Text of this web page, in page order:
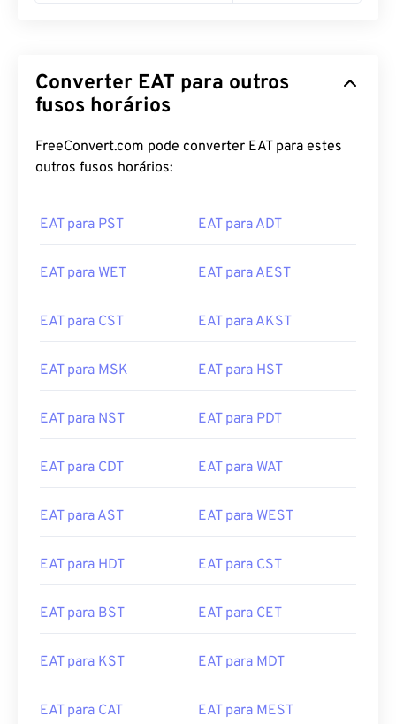
Converter EAT para outros
fusos horários
FreeConvert.com pode converter EAT para estes
outros fusos horários:
EAT para PST EAT para ADT
EAT para WET EAT para AEST
EAT para CST EAT para AKST
EAT para MSK EAT para HST
EAT para NST EAT para PDT
EAT para CDT EAT para WAT
EAT para AST EAT para WEST
EAT para HDT EAT para CST
EAT para BST EAT para CET
EAT para KST EAT para MDT
EAT para CAT EAT para MEST